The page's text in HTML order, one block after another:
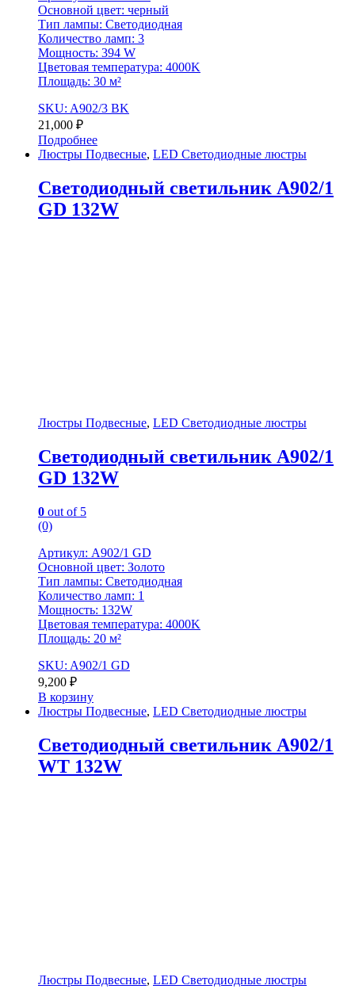
Основной цвет: черный
Тип лампы: Светодиодная
Количество ламп: 3
Мощность: 394 W
Цветовая температура: 4000K
Площадь: 30 м²
SKU: A902/3 BK
21,000 ₽
Подробнее
Люстры Подвесные, LED Светодиодные люстры
Светодиодный светильник A902/1
GD 132W
Люстры Подвесные, LED Светодиодные люстры
Светодиодный светильник A902/1
GD 132W
0 out of 5
(0)
Артикул: A902/1 GD
Основной цвет: Золото
Тип лампы: Светодиодная
Количество ламп: 1
Мощность: 132W
Цветовая температура: 4000K
Площадь: 20 м²
SKU: A902/1 GD
9,200 ₽
В корзину
Люстры Подвесные, LED Светодиодные люстры
Светодиодный светильник A902/1
WT 132W
Люстры Подвесные, LED Светодиодные люстры